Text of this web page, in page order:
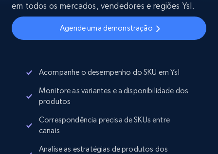
em todos os mercados, vendedores e regiões Ysl.
Agende uma demonstração
Acompanhe o desempenho do SKU em Ysl
Monitore as variantes e a disponibilidade dos
produtos
Correspondência precisa de SKUs entre
canais
Analise as estratégias de produtos dos